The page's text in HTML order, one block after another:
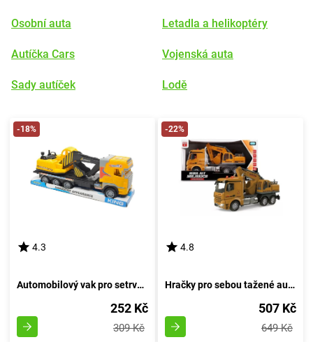
Osobní auta
Autíčka Cars
Sady autíček
Letadla a helikoptéry
Vojenská auta
Lodě
-18%
4.3
Automobilový vak pro setrvačník
252 Kč
309 Kč
-22%
4.8
Hračky pro sebou tažené autíčka
507 Kč
649 Kč